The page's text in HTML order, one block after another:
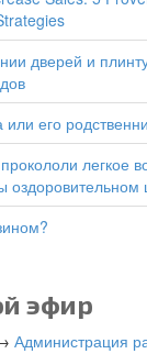
или его
оздоровительном
эфир
Администрация